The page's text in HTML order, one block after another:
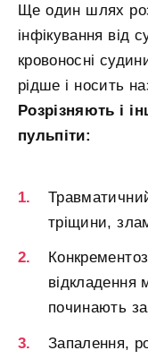
Ще один шлях
інфікування від
кровоносні
рідше і носить
Розрізняють і
пульпіти:
тріщини,
відкладення
починають
Запалення,